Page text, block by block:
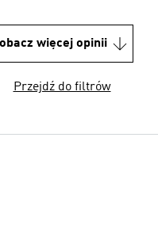
więcej opinii
Przejdź do filtrów